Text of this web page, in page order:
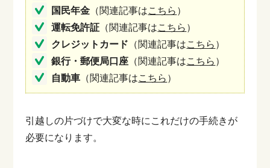
国民年金 （関連記事はこちら ）
運転免許証 （関連記事はこちら ）
クレジットカード （関連記事はこちら ）
銀行・郵便局口座 （関連記事はこちら ）
自動車 （関連記事はこちら ）
引越しの片づけで大変な時にこれだけの手続きが
必要になります。